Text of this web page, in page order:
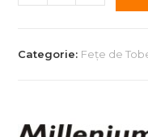
Millenium
Categorie: Fețe de